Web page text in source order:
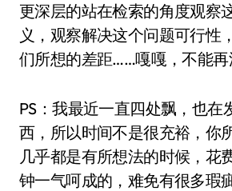
更深层的站在检索的角度观察
义，观察解决这个问题可行性
们所想的差距……嘎嘎，不能
PS：我最近一直四处飘，也在
西，所以时间不是很充裕，你
几乎都是有所想法的时候，花
钟一气呵成的，难免有很多瑕